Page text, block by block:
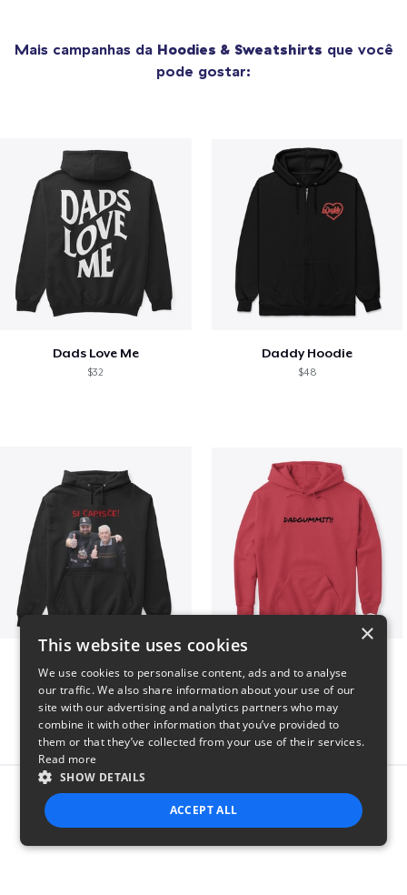
Mais campanhas da Hoodies & Sweatshirts que você
pode gostar:
Dads Love Me
$32
Daddy Hoodie
$48
Report this product
×
This website uses cookies
We use cookies to personalise content, ads and to analyse
our traffic. We also share information about your use of our
site with our advertising and analytics partners who may
combine it with other information that you’ve provided to
them or that they’ve collected from your use of their services.
Read more
SHOW DETAILS
ACCEPT ALL
STRICTLY NECESSARY PERFORMANCE